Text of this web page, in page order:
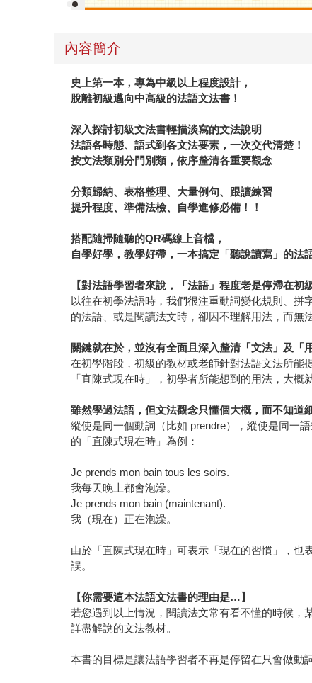
內容簡介
史上第一本，專為中級以上程度設計，
脫離初級邁向中高級的法語文法書！
深入探討初級文法書輕描淡寫的文法說明
法語各時態、語式到各文法要素，一次交代清楚！
按文法類別分門別類，依序釐清各重要觀念
分類歸納、表格整理、大量例句、跟讀練習
提升程度、準備法檢、自學進修必備！！
搭配隨掃隨聽的QR碼線上音檔，
自學好學，教學好帶，一本搞定「聽說讀寫」的法
【對法語學習者來說，「法語」程度老是停滯在初
以往在初學法語時，我們很注重動詞變化規則、
的法語、或是閱讀法文時，卻因不理解用法，而無
關鍵就在於，並沒有全面且深入釐清「文法」及「
在初學階段，初級的教材或老師針對法語文法所能
「直陳式現在時」，初學者所能想到的用法，大
雖然學過法語，但文法觀念只懂個大概，而不知道
縱使是同一個動詞（比如 prendre），縱使是同一
的「直陳式現在時」為例：
Je prends mon bain tous les soirs.
我每天晚上都會泡澡。
Je prends mon bain (maintenant).
我（現在）正在泡澡。
由於「直陳式現在時」可表示「現在的習慣」，
誤。
【你需要這本法語文法書的理由是…】
若您遇到以上情況，閱讀法文常有看不懂的時候
詳盡解說的文法教材。
本書的目標是讓法語學習者不再是停留在只會做動